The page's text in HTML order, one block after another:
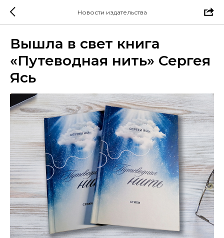
Новости издательства
Вышла в свет книга
«Путеводная нить» Сергея
Ясь